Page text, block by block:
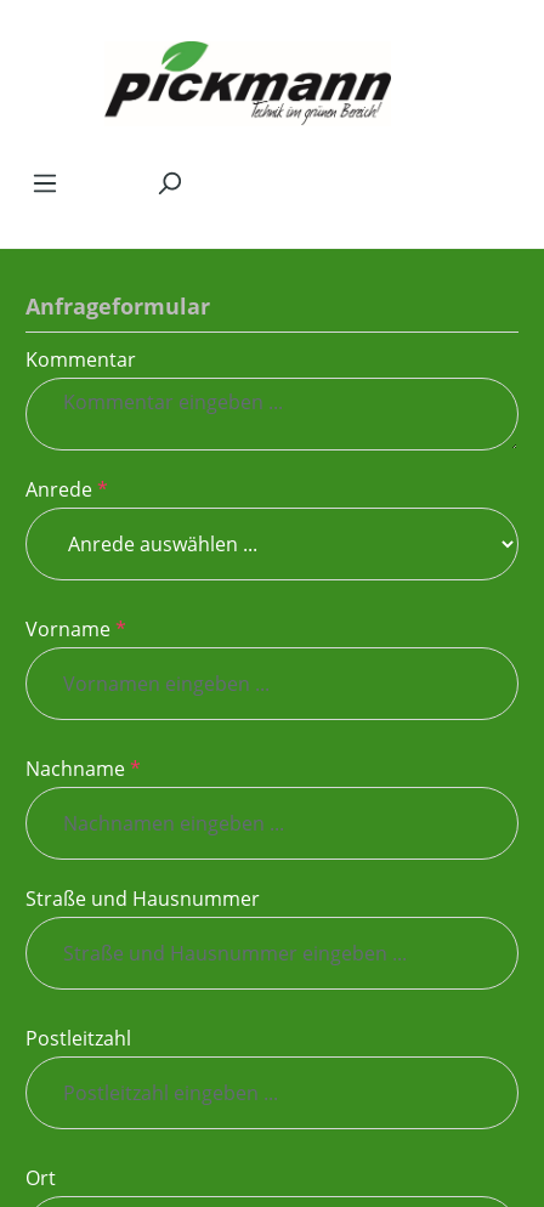
Anfrageformular
Kommentar
Anrede*
Vorname*
Nachname*
Straße und Hausnummer
Postleitzahl
Ort